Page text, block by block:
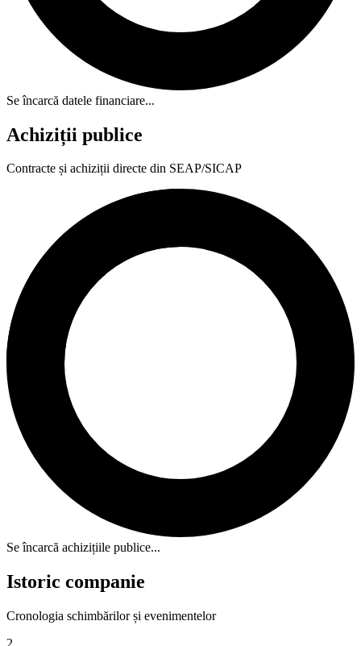
Se încarcă datele financiare...
Achiziții publice
Contracte și achiziții directe din SEAP/SICAP
Se încarcă achizițiile publice...
Istoric companie
Cronologia schimbărilor și evenimentelor